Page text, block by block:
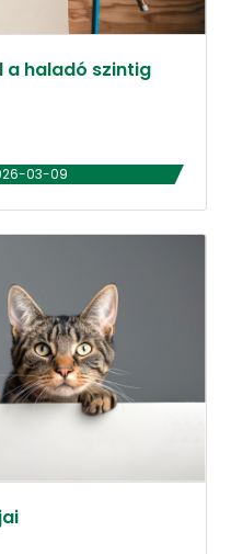
a haladó szintig
03-09